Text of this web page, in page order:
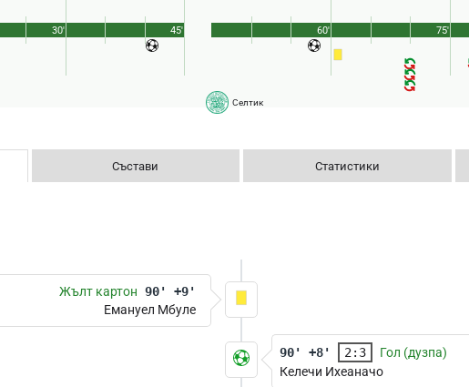
45'
30'
Селтик
60' 75'
Състави Статистики
Жълт картон 90' +9'
Емануел Мбуле
90' +8' 2:3
Гол (дузпа)
Келечи Ихеаначо